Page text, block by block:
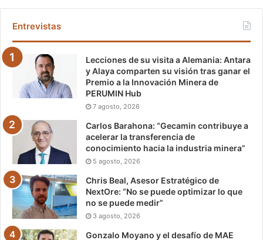
Entrevistas
Lecciones de su visita a Alemania: Antara
y Alaya comparten su visión tras ganar el
Premio a la Innovación Minera de
PERUMIN Hub
7 agosto, 2026
Carlos Barahona: “Gecamin contribuye a
acelerar la transferencia de
conocimiento hacia la industria minera”
5 agosto, 2026
Chris Beal, Asesor Estratégico de
NextOre: “No se puede optimizar lo que
no se puede medir”
3 agosto, 2026
Gonzalo Moyano y el desafío de MAE